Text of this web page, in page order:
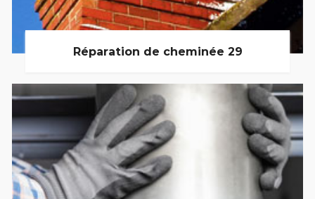
Réparation de cheminée 29